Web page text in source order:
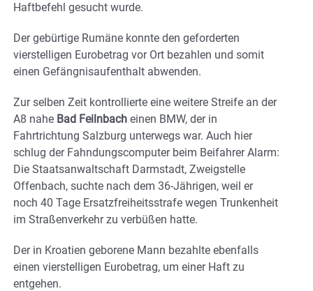
Haftbefehl gesucht wurde.
Der gebürtige Rumäne konnte den geforderten
vierstelligen Eurobetrag vor Ort bezahlen und somit
einen Gefängnisaufenthalt abwenden.
Zur selben Zeit kontrollierte eine weitere Streife an der
A8 nahe Bad Feilnbach einen BMW, der in
Fahrtrichtung Salzburg unterwegs war. Auch hier
schlug der Fahndungscomputer beim Beifahrer Alarm:
Die Staatsanwaltschaft Darmstadt, Zweigstelle
Offenbach, suchte nach dem 36-Jährigen, weil er
noch 40 Tage Ersatzfreiheitsstrafe wegen Trunkenheit
im Straßenverkehr zu verbüßen hatte.
Der in Kroatien geborene Mann bezahlte ebenfalls
einen vierstelligen Eurobetrag, um einer Haft zu
entgehen.